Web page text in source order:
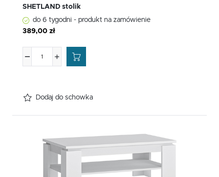
SHETLAND stolik
do 6 tygodni - produkt na zamówienie
389,00 zł
Dodaj do schowka